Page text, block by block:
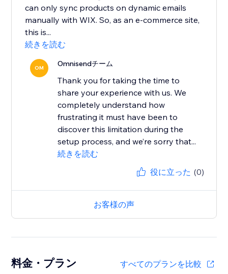
can only sync products on dynamic emails
manually with WIX. So, as an e-commerce site,
this is...
続きを読む
OM Omnisendチーム
Thank you for taking the time to
share your experience with us. We
completely understand how
frustrating it must have been to
discover this limitation during the
setup process, and we’re sorry that...
続きを読む
役に立った (0)
お客様の声
料金・プラン すべてのプランを比較